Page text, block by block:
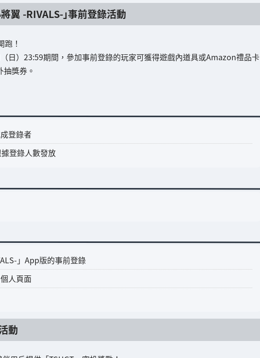
翼 -RIVALS-」事前登錄活動
跑！
日）23:59期間，參加事前登錄的玩家可獲得遊戲內道具或Amazon禮品卡
抽獎券。
登錄者
據登錄人數發放
」App版的事前登錄
人頁面
動